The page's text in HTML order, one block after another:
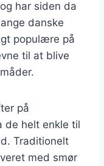
har siden da
danske
populære på
til at blive
på
de helt enkle til
Traditionelt
med smør